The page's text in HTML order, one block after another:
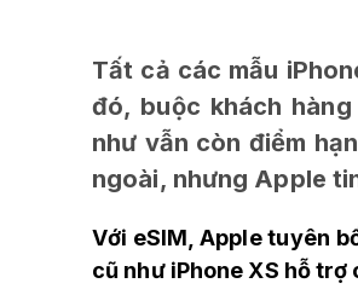
Tất cả các mẫu
đó, buộc khách
như vẫn còn điểm
ngoài, nhưng Apple
Với eSIM, Apple tuyên
cũ như iPhone XS hỗ trợ